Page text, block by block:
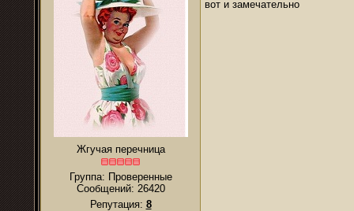
Жгучая перечница
Группа: Проверенные
Сообщений: 26420
Репутация: 8
вот и замечательно